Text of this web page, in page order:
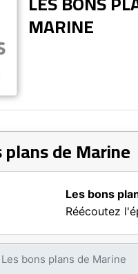
MARINE
plans de Marine
Les bons
Réécoutez